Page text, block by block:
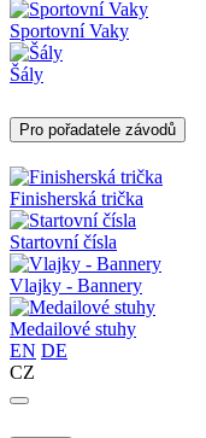
Sportovní Vaky
Šály
Pro pořadatele závodů
Finisherská trička
Startovní čísla
Vlajky - Bannery
Medailové stuhy
EN DE
CZ